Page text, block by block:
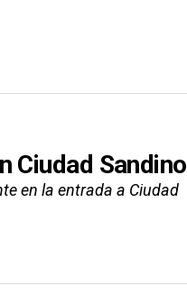
Ciudad Sandino
en la entrada a Ciudad